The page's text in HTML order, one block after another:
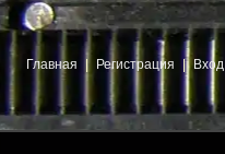
Главная Регистрация | Вход